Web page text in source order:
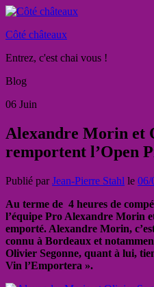
Côté châteaux
Entrez, c'est chai vous !
Blog
06 Juin
Alexandre Morin et
remportent l’Open
Publié parJean-Pierre Stahl le 06/
Au terme de 4 heures de
l’équipe Pro Alexandre Morin
emporté. Alexandre Morin,
connu à Bordeaux et
Olivier Segonne, quant à lui,
Vin l’Emportera ».